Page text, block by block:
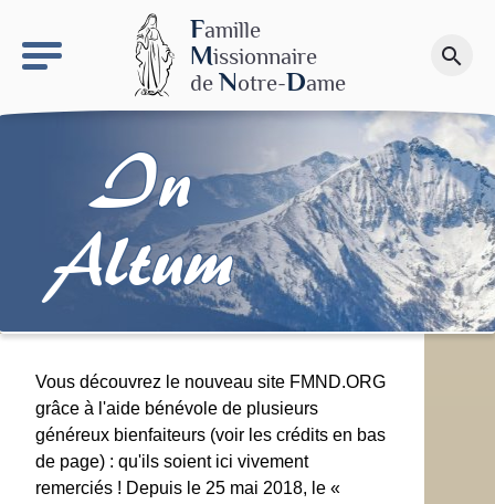
Famille
Missionnaire
de Notre-Dame
search
Faire un don
In
Altum
Vous découvrez le nouveau site FMND.ORG
grâce à l'aide bénévole de plusieurs
généreux bienfaiteurs (voir les crédits en bas
de page) : qu'ils soient ici vivement
remerciés ! Depuis le 25 mai 2018, le «